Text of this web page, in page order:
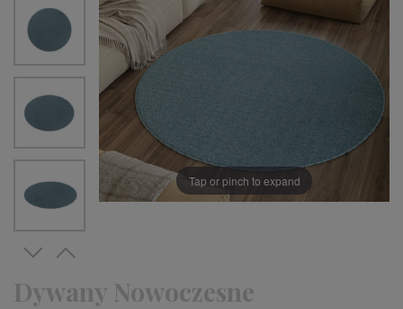
Tap or pinch to expand
Dywany Nowoczesne